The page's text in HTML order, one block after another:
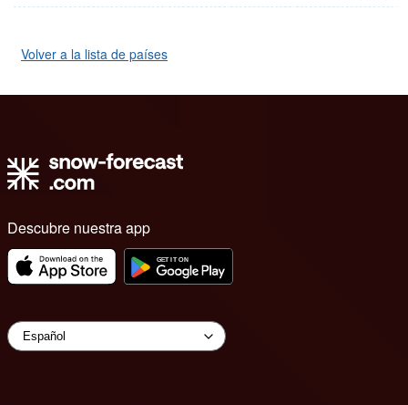
Volver a la lista de países
Descubre nuestra app